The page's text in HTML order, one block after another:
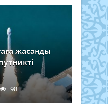
жасанды
98